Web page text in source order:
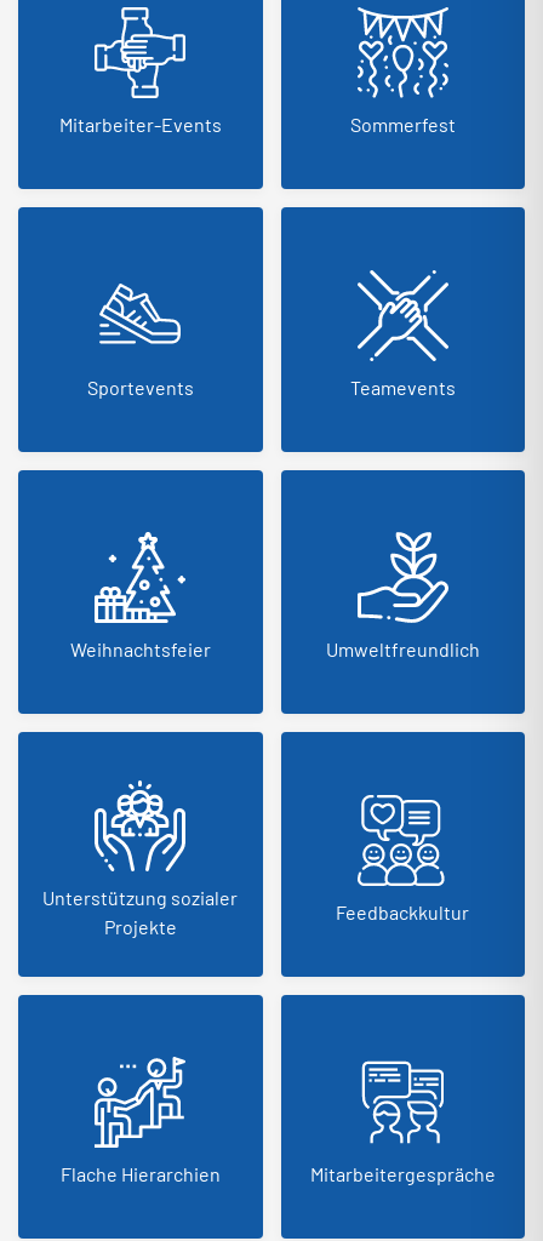
Mitarbeiter-Events Sommerfest
Sportevents Teamevents
Weihnachtsfeier Umweltfreundlich
Unterstützung sozialer
Projekte
Feedbackkultur
Flache Hierarchien Mitarbeitergespräche